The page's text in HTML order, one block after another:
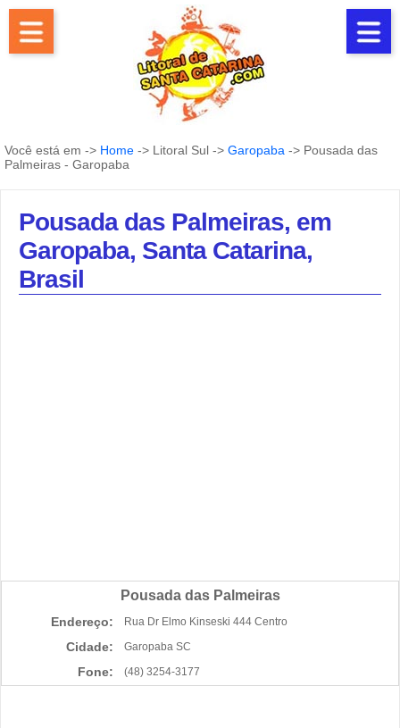
Você está em -> Home -> Litoral Sul -> Garopaba -> Pousada das
Palmeiras - Garopaba
Pousada das Palmeiras, em
Garopaba, Santa Catarina,
Brasil
Pousada das Palmeiras
Endereço: Rua Dr Elmo Kinseski 444 Centro
Cidade: Garopaba SC
Fone: (48) 3254-3177